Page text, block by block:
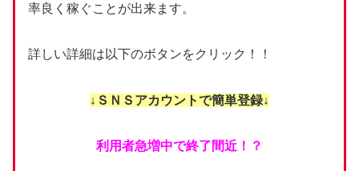
率良く稼ぐことが出来ます。
詳しい詳細は以下のボタンをクリック！！
↓ＳＮＳアカウントで簡単登録↓
利用者急増中で終了間近！？